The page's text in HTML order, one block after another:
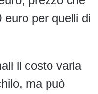
euro per quelli di
il costo varia
ma può